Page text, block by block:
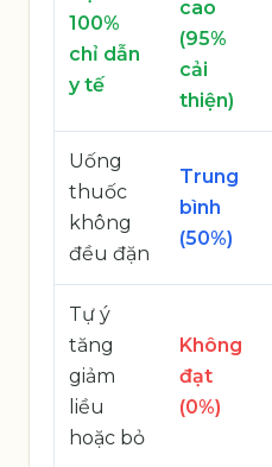
100%
chỉ dẫn
y tế
cao
(95%
cải
thiện)
Uống
thuốc
không
đều đặn
Trung
bình
(50%)
Tự ý
tăng
giảm
liều
hoặc bỏ
Không
đạt
(0%)